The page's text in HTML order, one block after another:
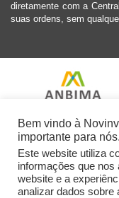
diretamente com a
suas ordens, sem
Bem vindo à
importante para nós.
Este website utiliza
informações que nos
website e a
analizar dados sobre